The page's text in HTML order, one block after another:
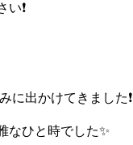
❗
に出かけてきました❗
なひと時でした✨